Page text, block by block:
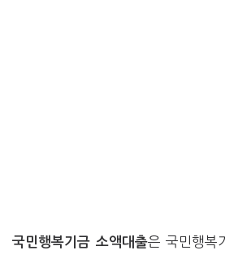
국민행복기금 소액대출은 국민행복